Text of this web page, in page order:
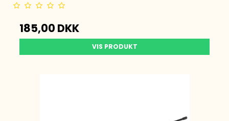
185,00 DKK
VIS PRODUKT